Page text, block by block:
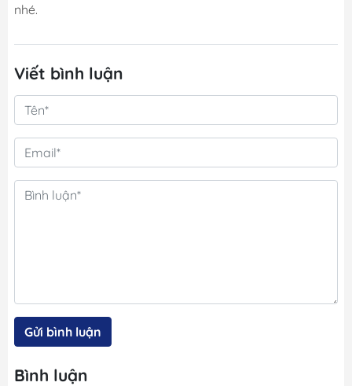
nhé.
Viết bình luận
Gửi bình luận
Bình luận